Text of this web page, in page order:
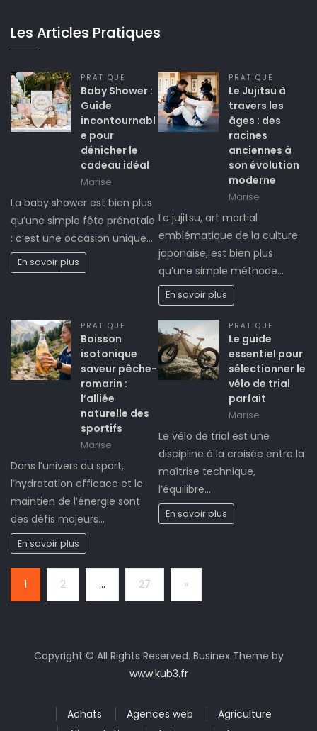
Les Articles Pratiques
PRATIQUE
Baby Shower :
Guide
incontournabl
e pour
dénicher le
cadeau idéal
Marise
La baby shower est bien plus
qu’une simple fête prénatale
: c’est une occasion unique…
En savoir plus
PRATIQUE
Le Jujitsu à
travers les
âges : des
racines
anciennes à
son évolution
moderne
Marise
Le jujitsu, art martial
emblématique de la culture
japonaise, est bien plus
qu’une simple méthode…
En savoir plus
PRATIQUE
Boisson
isotonique
saveur pêche-
romarin :
l’alliée
naturelle des
sportifs
Marise
Dans l’univers du sport,
l’hydratation efficace et le
maintien de l’énergie sont
des défis majeurs…
En savoir plus
PRATIQUE
Le guide
essentiel pour
sélectionner le
vélo de trial
parfait
Marise
Le vélo de trial est une
discipline à la croisée entre la
maîtrise technique,
l’équilibre…
En savoir plus
1 2 … 27 Next
»
Copyright © All Rights Reserved. Businex Theme by
www.kub3.fr
Achats Agences web
Agriculture